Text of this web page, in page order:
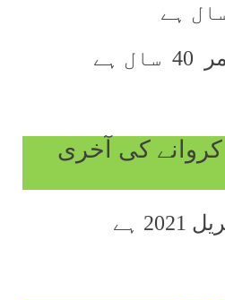
40 سال ہے
کی آخری